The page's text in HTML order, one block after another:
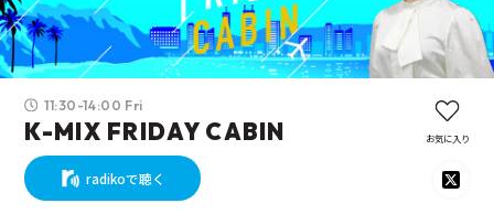
11:30-14:00 Fri
K-MIX FRIDAY CABIN
radikoで聴く
お気に入り